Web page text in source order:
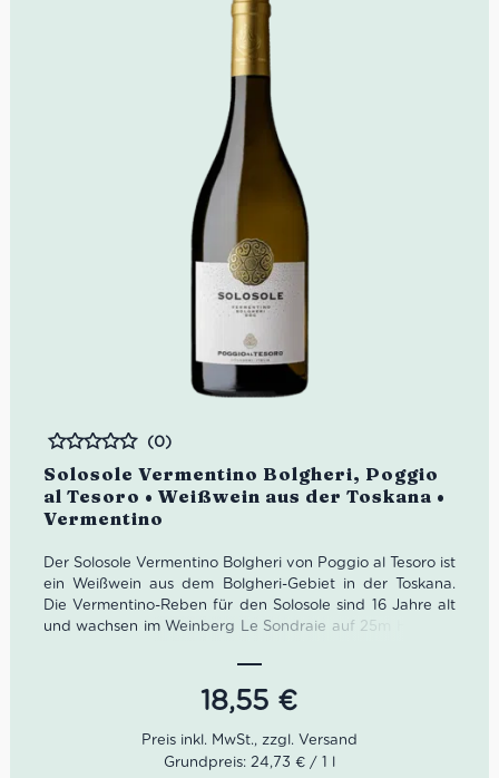
Solosole Vermentino Bolgheri, Poggio
al Tesoro • Weißwein aus der Toskana •
Vermentino
Bewertet
(0)
Der Solosole Vermentino Bolgheri von Poggio al Tesoro ist
ein Weißwein aus dem Bolgheri-Gebiet in der Toskana.
Die Vermentino-Reben für den Solosole sind 16 Jahre alt
und wachsen im Weinberg Le Sondraie auf 25m Höhe im
Hand geerntet und nach sorgfältiger Auswahl und
sanfter Pressung in Edelstahltanks ohne malolaktische
Gärung vergoren. Der Wein reift dann eine Zeit lang in
den Tanks auf Feinhefe, gefolgt von einem Monat in der
Flasche, bevor er auf den Markt gebracht wird.
18,55 €
Grundpreis: 24,73 € / 1 l